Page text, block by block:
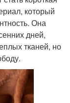
который
Она
дней,
тканей, но